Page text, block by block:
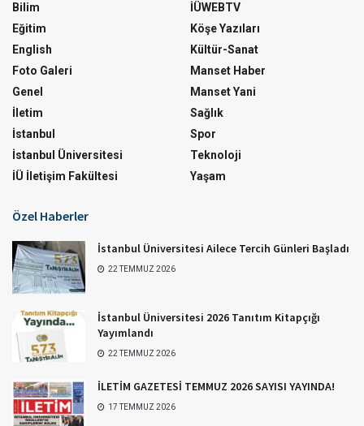
Bilim
Eğitim
English
Foto Galeri
Genel
İletim
İstanbul
İstanbul Üniversitesi
İÜ İletişim Fakültesi
İÜWEBTV
Köşe Yazıları
Kültür-Sanat
Manset Haber
Manset Yani
Sağlık
Spor
Teknoloji
Yaşam
Özel Haberler
İstanbul Üniversitesi Ailece Tercih Günleri Başladı
22 TEMMUZ 2026
İstanbul Üniversitesi 2026 Tanıtım Kitapçığı
Yayımlandı
22 TEMMUZ 2026
İLETİM GAZETESİ TEMMUZ 2026 SAYISI YAYINDA!
17 TEMMUZ 2026